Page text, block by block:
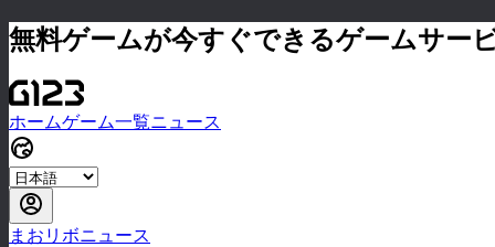
無料ゲームが今すぐできるゲームサー
ホームゲーム一覧ニュース
まおリボニュース